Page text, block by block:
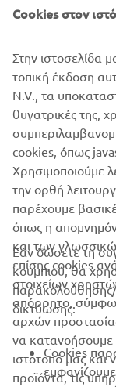
©Yamaha Motor
δεν επιτρέπεται
εμπορικούς
της Yamaha
Co., Ltd.
Πάντα, να
κανόνες οδικής
ΕΤΑΙΡΕΊΑ
B2B
ΠΕΡΙΣΣΌΤΕΡΑ
Cookies στον
Στην ιστοσελίδα
τοπική έκδοση
N.V., τα
θυγατρικές της,
cookies, όπως
Χρησιμοποιούμε
την ορθή
παρέχουμε
όπως η
και των
επίσης cookies
στοιχείων
απόρρητο,
αρχών
να κατανοήσουμε
ιστότοπό μας και
προϊόντα, τις
Εάν δώσετε τη
κουμπιού, θα
παρακολούθησης/
δικτύωσης:
Cookies